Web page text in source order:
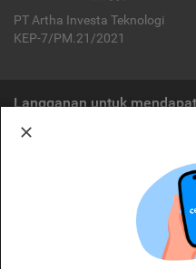
PT Artha Investa Teknologi
KEP-7/PM.21/2021
Langganan untuk
Cermati merupakan penyelenggara
OJK. Oleh karena itu, produk dan/
ditawarkan bukan merupakan
diterbitkan oleh Cermati dan